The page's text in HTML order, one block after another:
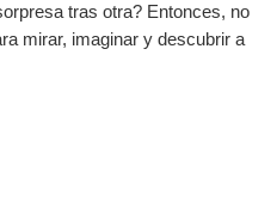
tras otra? Entonces, no
mirar, imaginar y descubrir a